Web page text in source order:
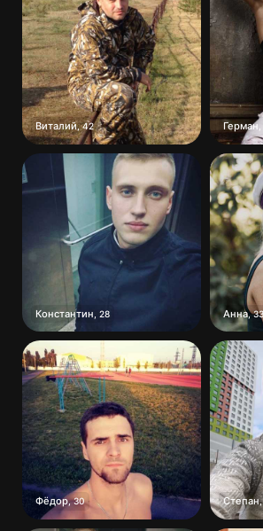
Виталий,42 Герман
Константин 28 Анна,33
Фёдор,30 Степан